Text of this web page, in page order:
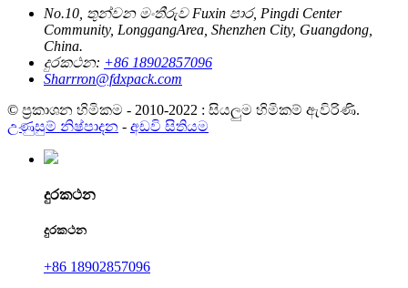
No.10, තුන්වන මංතීරුව Fuxin පාර, Pingdi Center
Community, LonggangArea, Shenzhen City, Guangdong,
China.
දුරකථන: +86 18902857096
Sharrron@fdxpack.com
© ප්‍රකාශන හිමිකම - 2010-2022 : සියලුම හිමිකම් ඇවිරිණි.
උණුසුම් නිෂ්පාදන - අඩවි සිතියම
දුරකථන
දුරකථන
+86 18902857096